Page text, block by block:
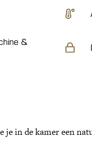
&
je in de kamer een